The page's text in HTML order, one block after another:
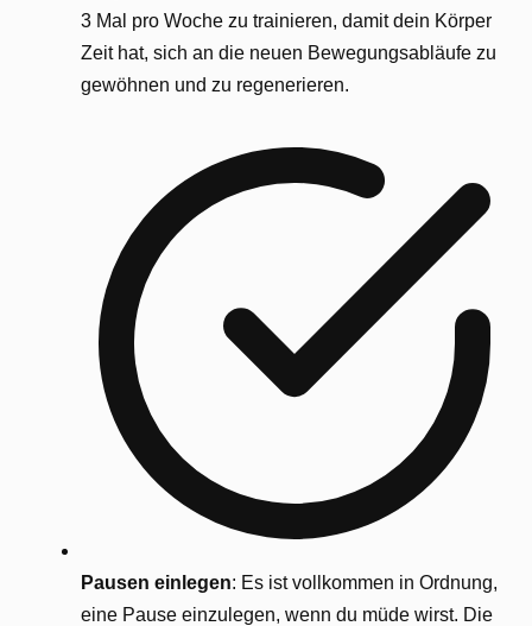
3 Mal pro Woche zu trainieren, damit dein Körper
Zeit hat, sich an die neuen Bewegungsabläufe zu
gewöhnen und zu regenerieren.
Pausen einlegen: Es ist vollkommen in Ordnung,
eine Pause einzulegen, wenn du müde wirst. Die